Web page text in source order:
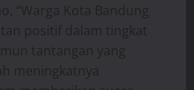
“Warga Kota Bandung
positif dalam tingkat
tantangan yang
meningkatnya